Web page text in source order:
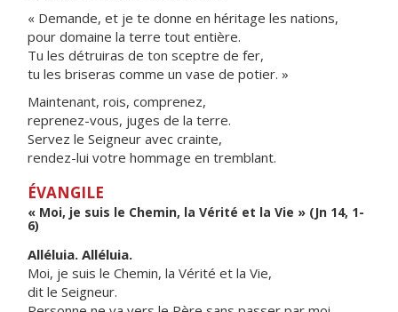
« Demande, et je te donne en héritage les nations,
pour domaine la terre tout entière.
Tu les détruiras de ton sceptre de fer,
tu les briseras comme un vase de potier. »
Maintenant, rois, comprenez,
reprenez-vous, juges de la terre.
Servez le Seigneur avec crainte,
rendez-lui votre hommage en tremblant.
ÉVANGILE
« Moi, je suis le Chemin, la Vérité et la Vie » (Jn 14, 1-
6)
Alléluia. Alléluia.
Moi, je suis le Chemin, la Vérité et la Vie,
dit le Seigneur.